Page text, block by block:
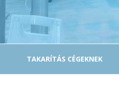
TAKARÍTÁS CÉGEKNEK